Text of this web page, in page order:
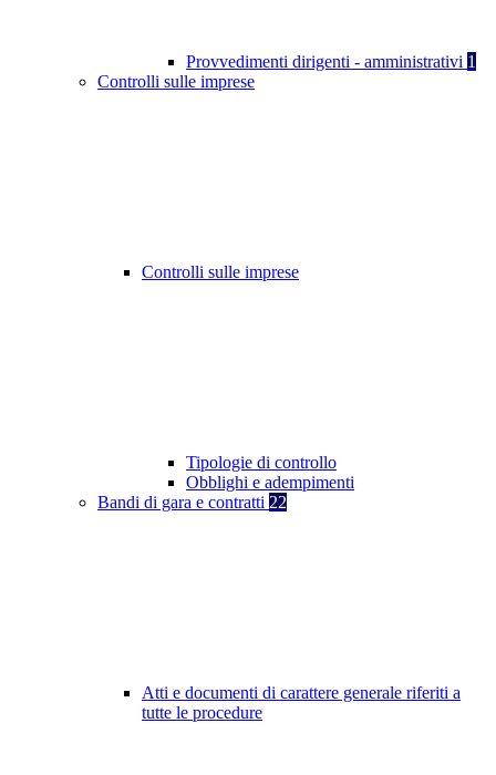
Provvedimenti dirigenti - amministrativi 1
Controlli sulle imprese
Controlli sulle imprese
Tipologie di controllo
Obblighi e adempimenti
Bandi di gara e contratti 22
Atti e documenti di carattere generale riferiti a
tutte le procedure